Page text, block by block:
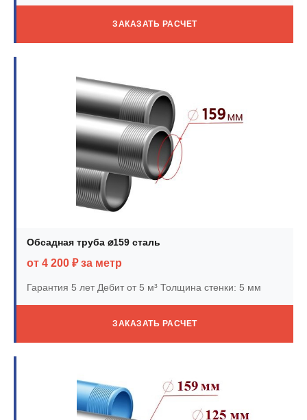
ЗАКАЗАТЬ РАСЧЕТ
Обсадная труба ⌀159 сталь
от 4 200 ₽ за метр
Гарантия 5 летДебит от 5 м³ Толщина стенки: 5 мм
ЗАКАЗАТЬ РАСЧЕТ